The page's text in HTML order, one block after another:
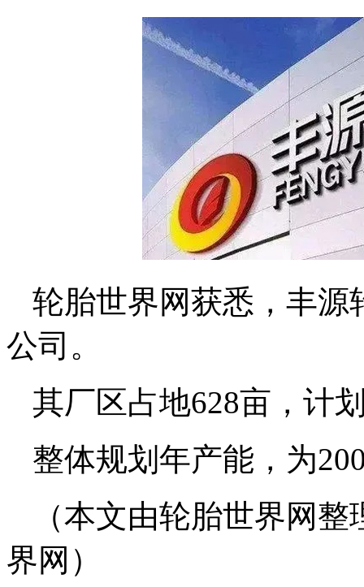
轮胎世界网获悉，丰源
公司。
其厂区占地628亩，计
整体规划年产能，为
（本文由轮胎世界网
界网）